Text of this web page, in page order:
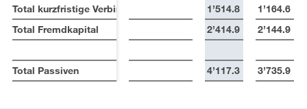
1’514.8
1’164.6
2’414.9
2’144.9
4’117.3 3’735.9
Total kurzfristige Verbindlichkeiten
Total Fremdkapital
Total Passiven